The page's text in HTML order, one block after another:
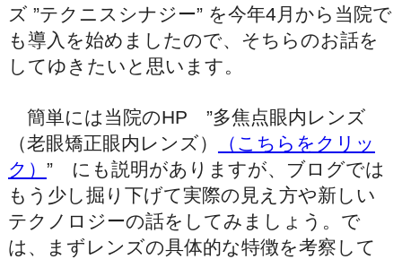
ズ ”テクニスシナジー” を今年4月から当院で
も導入を始めましたので、そちらのお話を
してゆきたいと思います。
簡単には当院のHP ”多焦点眼内レンズ
（老眼矯正眼内レンズ）
（こちらをクリッ
ク） ” にも説明がありますが、ブログでは
もう少し掘り下げて実際の見え方や新しい
テクノロジーの話をしてみましょう。で
は、まずレンズの具体的な特徴を考察して